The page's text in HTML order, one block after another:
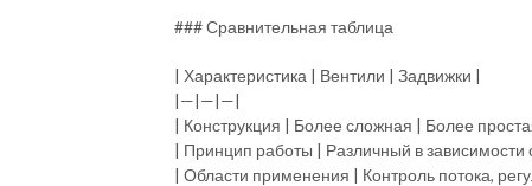
### Сравнительная таблица
| Характеристика | Вентили | Задвижки |
|—|—|—|
| Конструкция | Более сложная | Более
| Принцип работы | Различный в
| Области применения | Контроль потока,